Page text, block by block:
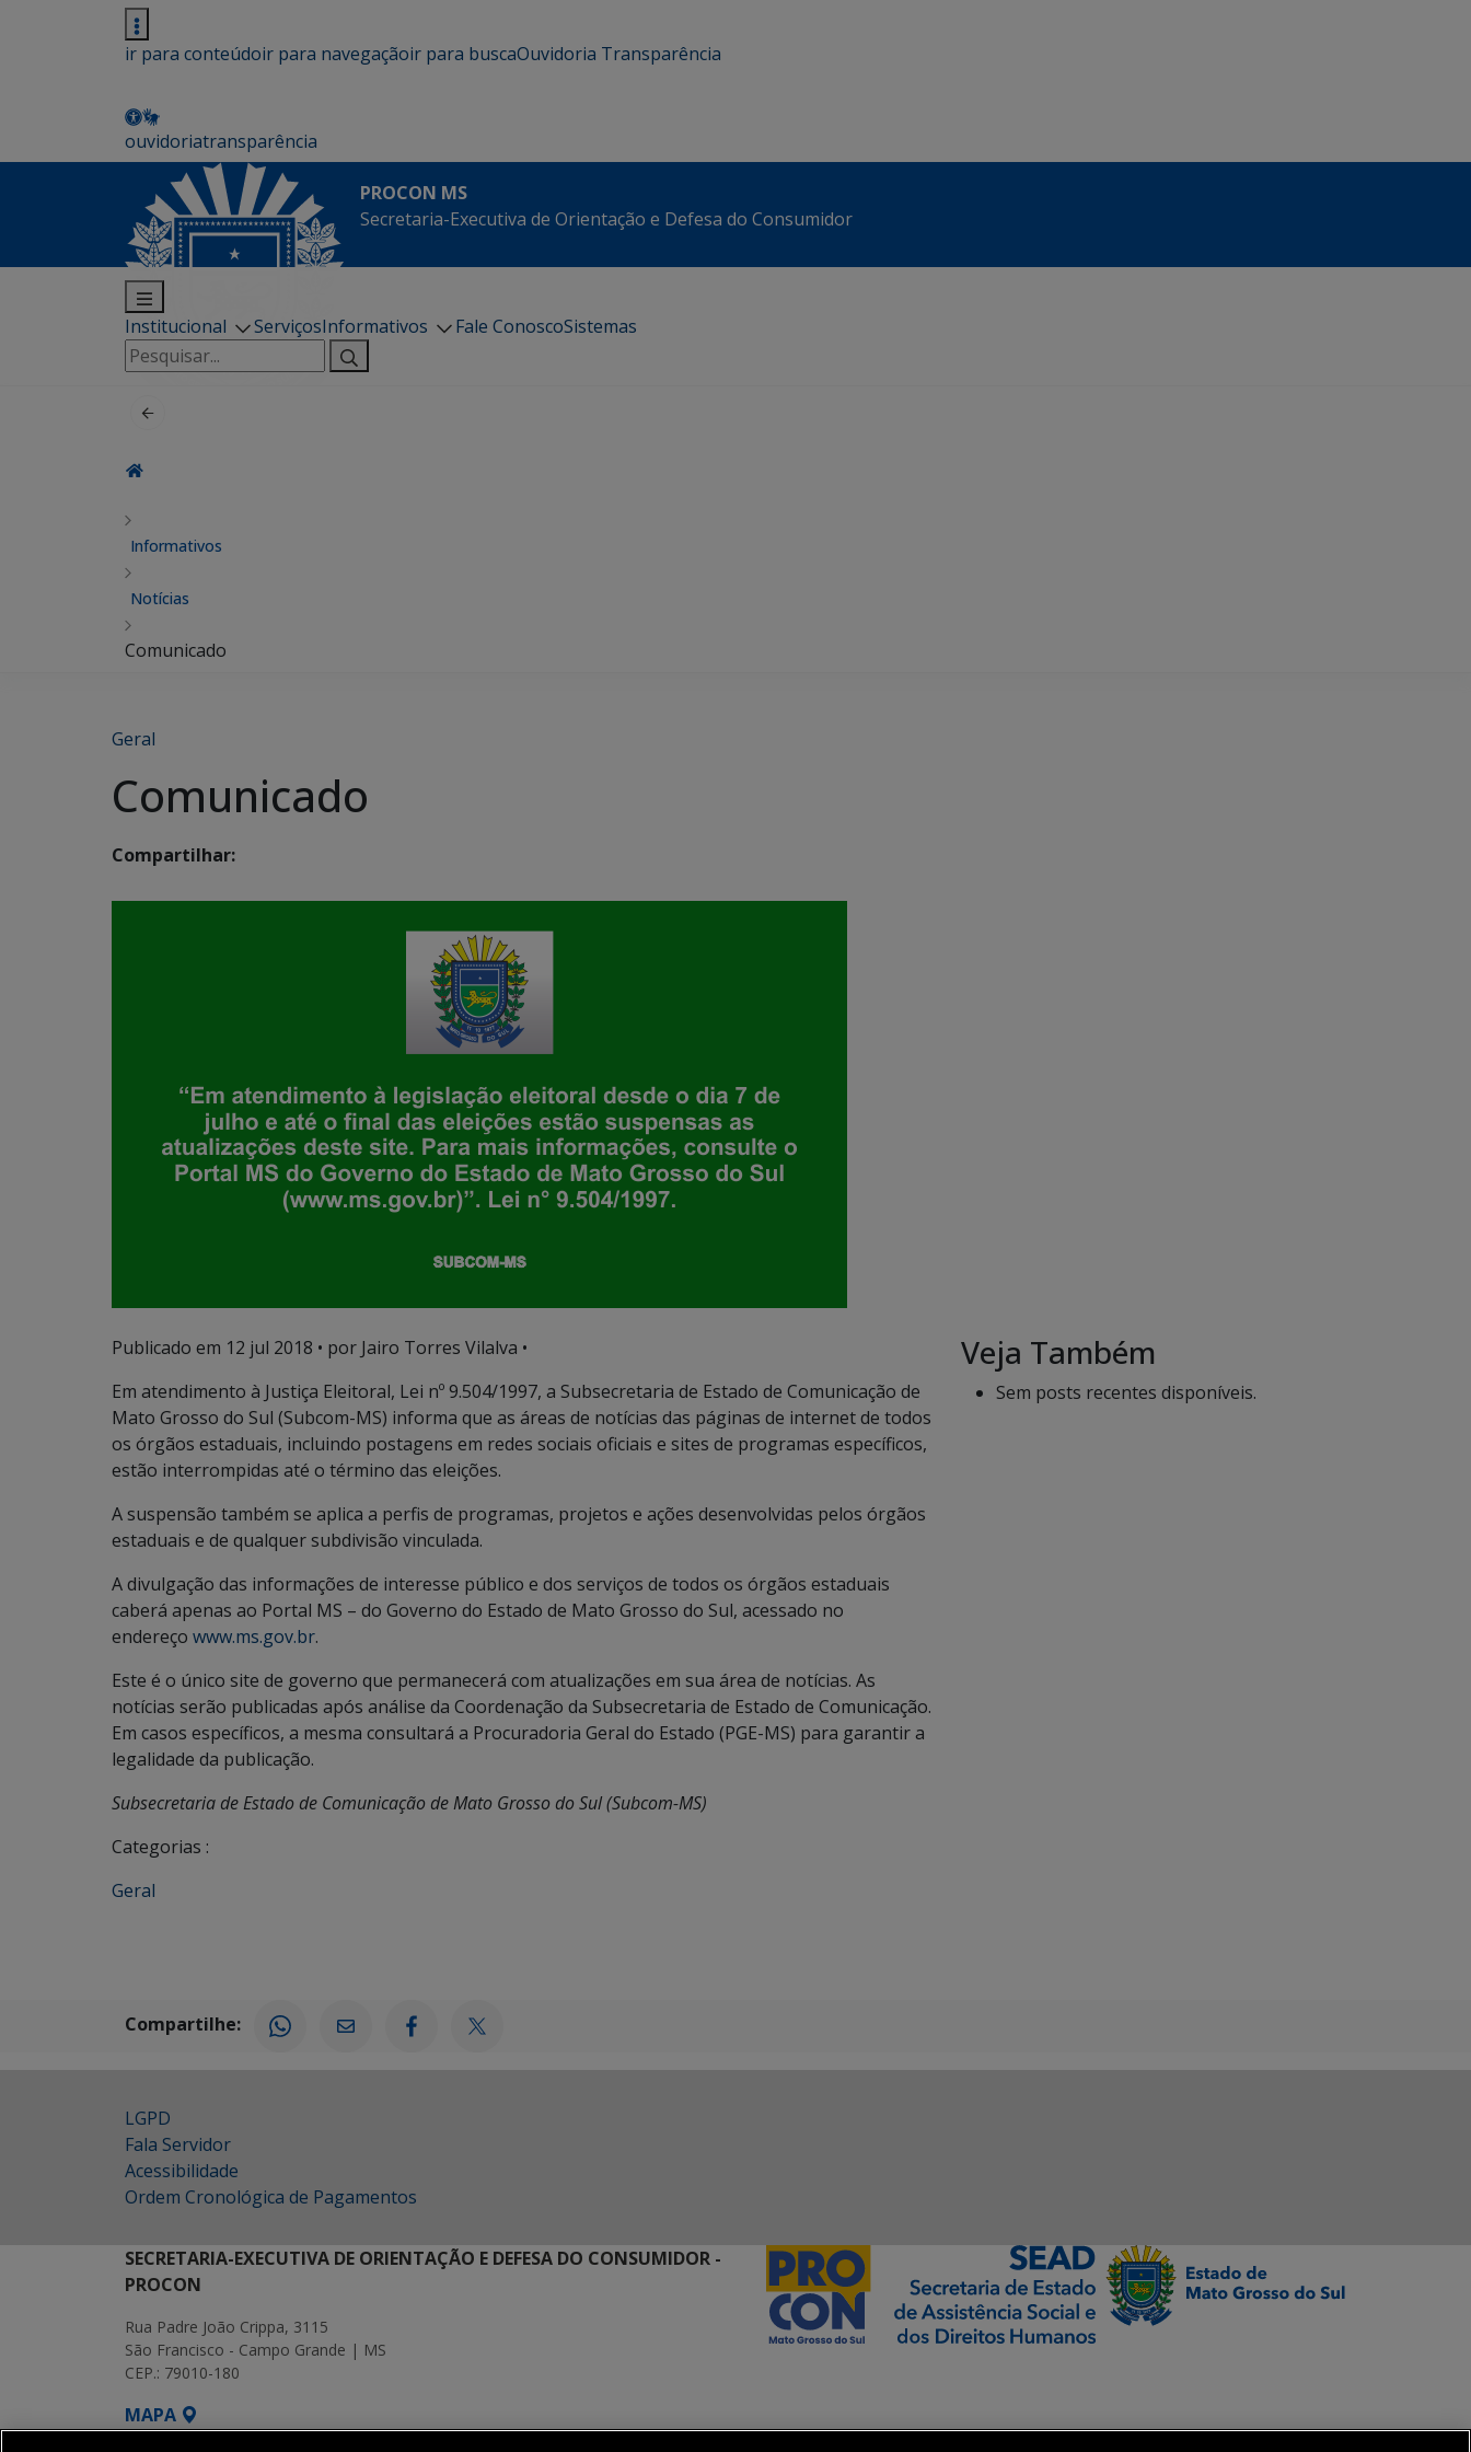
ir para conteúdoir para navegaçãoir para buscaOuvidoria Transparência
ouvidoriatransparência
PROCON MS
Secretaria-Executiva de Orientação e Defesa do Consumidor
Institucional ServiçosInformativos Fale ConoscoSistemas
Pesquisar
por:
Informativos
Notícias
Comunicado
Geral
Comunicado
Compartilhar:
Publicado em 12 jul 2018 • por Jairo Torres Vilalva •
Em atendimento à Justiça Eleitoral, Lei nº 9.504/1997, a Subsecretaria de Estado de Comunicação de
Mato Grosso do Sul (Subcom-MS) informa que as áreas de notícias das páginas de internet de todos
os órgãos estaduais, incluindo postagens em redes sociais oficiais e sites de programas específicos,
estão interrompidas até o término das eleições.
A suspensão também se aplica a perfis de programas, projetos e ações desenvolvidas pelos órgãos
estaduais e de qualquer subdivisão vinculada.
A divulgação das informações de interesse público e dos serviços de todos os órgãos estaduais
caberá apenas ao Portal MS – do Governo do Estado de Mato Grosso do Sul, acessado no
endereço www.ms.gov.br.
Este é o único site de governo que permanecerá com atualizações em sua área de notícias. As
notícias serão publicadas após análise da Coordenação da Subsecretaria de Estado de Comunicação.
Em casos específicos, a mesma consultará a Procuradoria Geral do Estado (PGE-MS) para garantir a
legalidade da publicação.
Subsecretaria de Estado de Comunicação de Mato Grosso do Sul (Subcom-MS)
Categorias :
Geral
Veja Também
Sem posts recentes disponíveis.
Compartilhe:
LGPD
Fala Servidor
Acessibilidade
Ordem Cronológica de Pagamentos
SECRETARIA-EXECUTIVA DE ORIENTAÇÃO E DEFESA DO CONSUMIDOR -
PROCON
Rua Padre João Crippa, 3115
São Francisco - Campo Grande | MS
CEP.: 79010-180
MAPA